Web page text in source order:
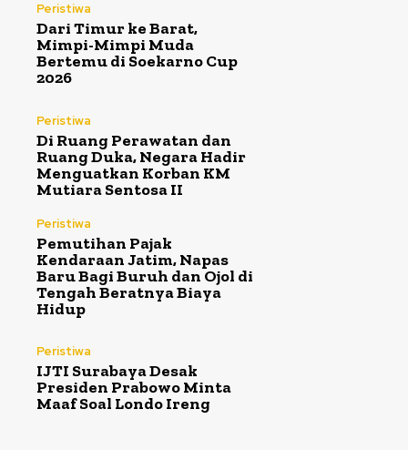
Peristiwa
Dari Timur ke Barat,
Mimpi-Mimpi Muda
Bertemu di Soekarno Cup
2026
Peristiwa
Di Ruang Perawatan dan
Ruang Duka, Negara Hadir
Menguatkan Korban KM
Mutiara Sentosa II
Peristiwa
Pemutihan Pajak
Kendaraan Jatim, Napas
Baru Bagi Buruh dan Ojol di
Tengah Beratnya Biaya
Hidup
Peristiwa
IJTI Surabaya Desak
Presiden Prabowo Minta
Maaf Soal Londo Ireng